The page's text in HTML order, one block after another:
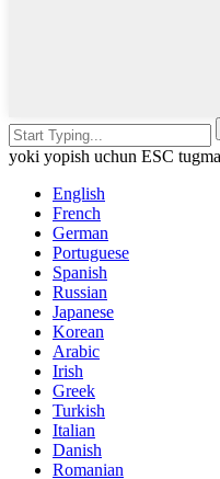
yoki yopish uchun ESC
English
French
German
Portuguese
Spanish
Russian
Japanese
Korean
Arabic
Irish
Greek
Turkish
Italian
Danish
Romanian